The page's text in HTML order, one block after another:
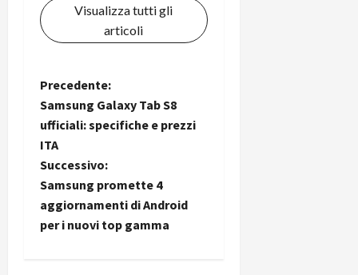
Visualizza tutti gli
articoli
N
a
v
i
g
Precedente:
Samsung Galaxy Tab S8
ufficiali: specifiche e prezzi
ITA
Successivo:
Samsung promette 4
aggiornamenti di Android
per i nuovi top gamma